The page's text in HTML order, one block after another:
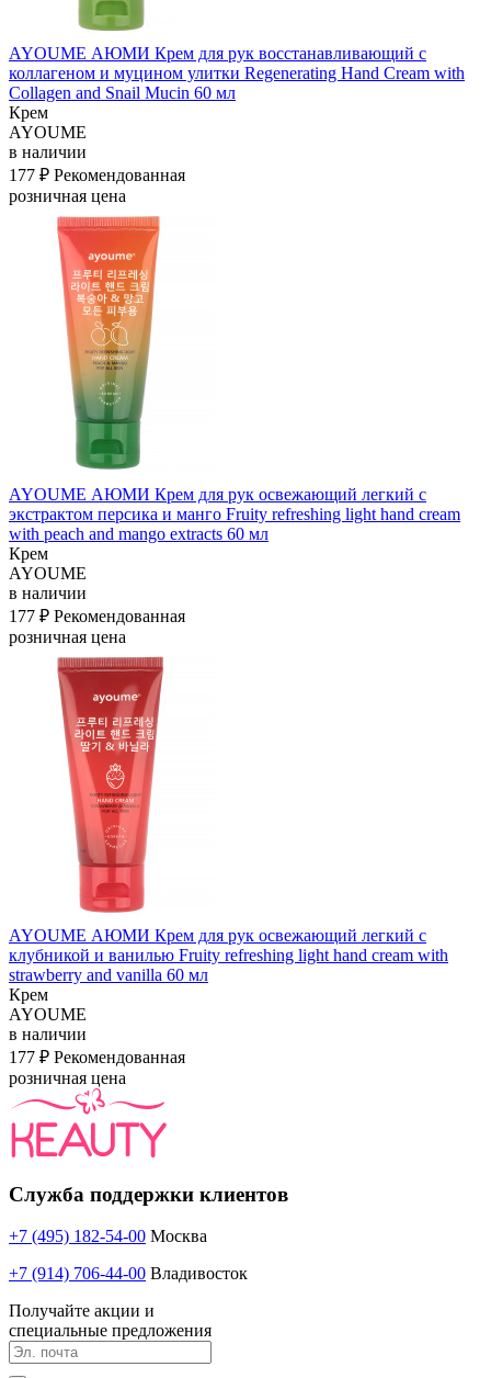
AYOUME АЮМИ Крем для рук восстанавливающий с
коллагеном и муцином улитки Regenerating Hand Cream with
Collagen and Snail Mucin 60 мл
Крем
AYOUME
в наличии
177 ₽ Рекомендованная
розничная цена
AYOUME АЮМИ Крем для рук освежающий легкий с
экстрактом персика и манго Fruity refreshing light hand cream
with peach and mango extracts 60 мл
Крем
AYOUME
в наличии
177 ₽ Рекомендованная
розничная цена
AYOUME АЮМИ Крем для рук освежающий легкий с
клубникой и ванилью Fruity refreshing light hand cream with
strawberry and vanilla 60 мл
Крем
AYOUME
в наличии
177 ₽ Рекомендованная
розничная цена
Служба поддержки клиентов
+7 (495) 182-54-00 Москва
+7 (914) 706-44-00 Владивосток
Получайте акции и
специальные предложения